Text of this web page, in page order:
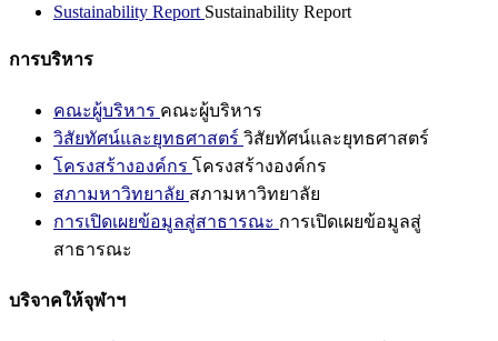
Sustainability Report Sustainability Report
การบริหาร
คณะผู้บริหาร คณะผู้บริหาร
วิสัยทัศน์และยุทธศาสตร์ วิสัยทัศน์และยุทธศาสตร์
โครงสร้างองค์กร โครงสร้างองค์กร
สภามหาวิทยาลัย สภามหาวิทยาลัย
การเปิดเผยข้อมูลสู่สาธารณะ การเปิดเผยข้อมูลสู่
สาธารณะ
บริจาคให้จุฬาฯ